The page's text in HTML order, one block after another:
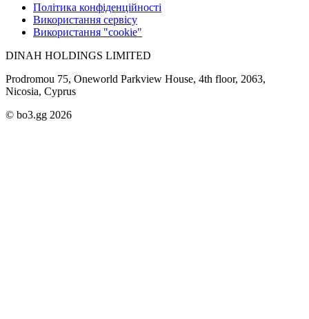
Політика конфіденційності
Використання сервісу
Використання "cookie"
DINAH HOLDINGS LIMITED
Prodromou 75, Oneworld Parkview House, 4th floor, 2063,
Nicosia, Cyprus
© bo3.gg 2026